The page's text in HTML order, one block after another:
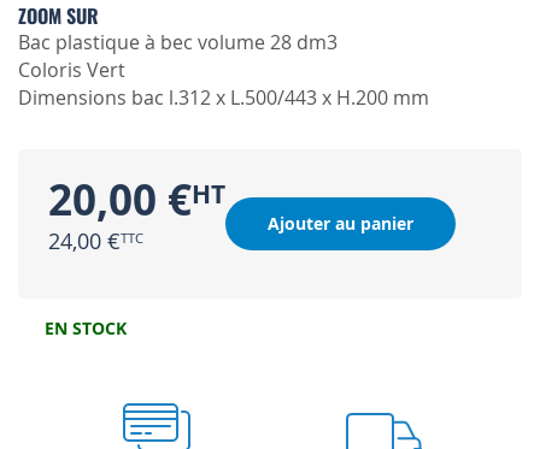
ZOOM SUR
Bac plastique à bec volume 28 dm3
Coloris Vert
Dimensions bac l.312 x L.500/443 x H.200 mm
20,00 €
24,00 €
Ajouter au panier
EN STOCK